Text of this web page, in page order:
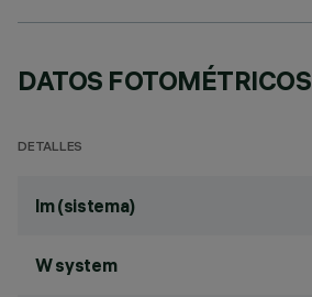
DATOS FOTOMÉTRICOS
DETALLES
lm (sistema)
W system